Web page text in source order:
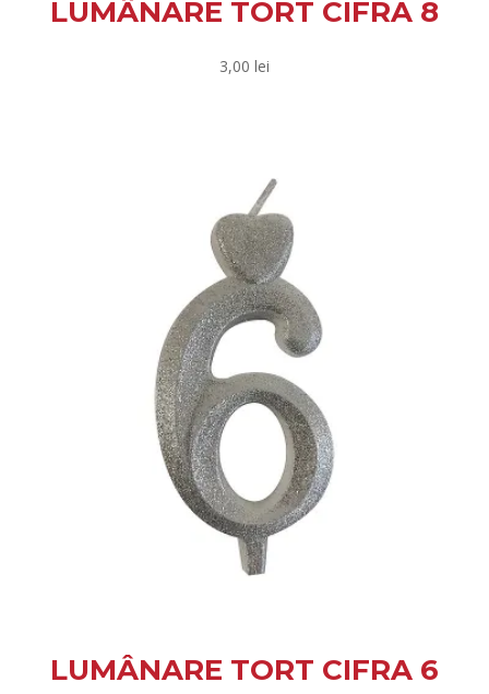
LUMÂNARE TORT CIFRA 8
3,00 lei
LUMÂNARE TORT CIFRA 6